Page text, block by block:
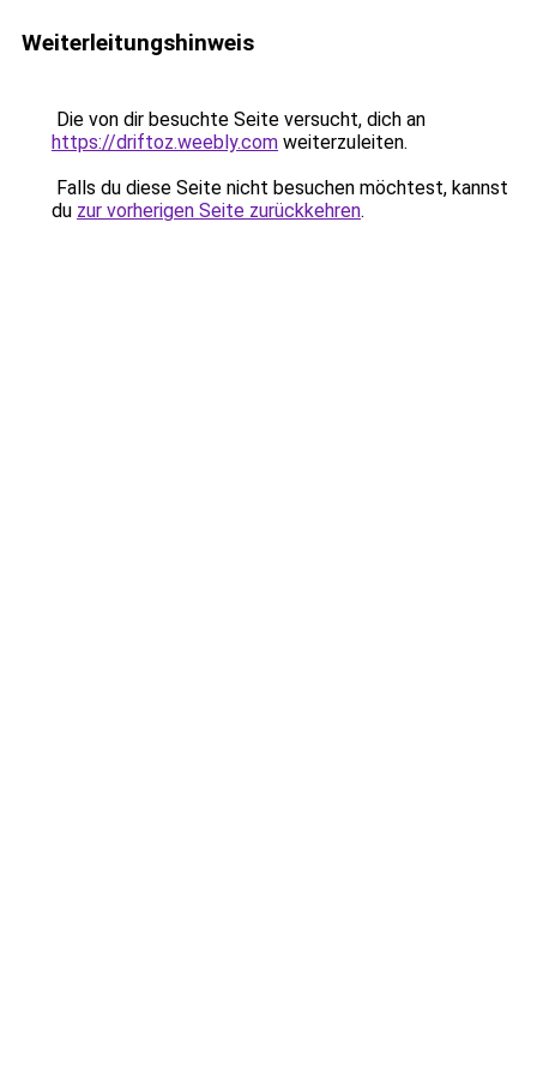
Weiterleitungshinweis
Die von dir besuchte Seite versucht, dich an
https://driftoz.weebly.com weiterzuleiten.
Falls du diese Seite nicht besuchen möchtest, kannst
du zur vorherigen Seite zurückkehren.